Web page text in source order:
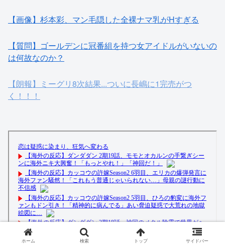
【画像】杉本彩、マン毛隠した全裸ナマ乳がHすぎる
【質問】ゴールデンに冠番組を持つ女アイドルがいないの
は何故なのか？
【朗報】ミーグリ8次結果...ついに長嶋に1完売がつ
く！！！
ホーム 検索 トップ サイドバー